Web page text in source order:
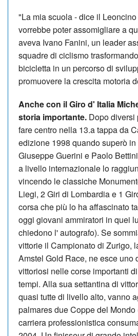
"La mia scuola - dice il
vorrebbe poter assomigliare a
aveva Ivano Fanini, un leader
squadre di ciclismo
bicicletta in un percorso di
promuovere la crescita motoria
Anche con il Giro d' Italia
storia importante. Dopo diversi
fare centro nella 13.a tappa da
edizione 1998 quando superò
Giuseppe Guerini e Paolo
a livello internazionale lo
vincendo le classiche
Liegi, 2 Giri di Lombardia e 1
corsa che più lo ha affascinato
oggi giovani ammiratori in quei
chiedono l' autografo). Se
vittorie il Campionato di Zurigo,
Amstel Gold Race, ne esce uno
vittoriosi nelle corse importanti
tempi. Alla sua settantina di
quasi tutte di livello alto, vanno
palmares due Coppe del
carriera professionistica